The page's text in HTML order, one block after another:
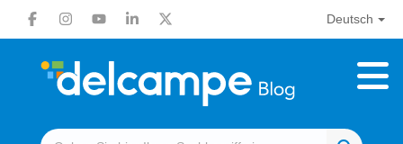
Deutsch